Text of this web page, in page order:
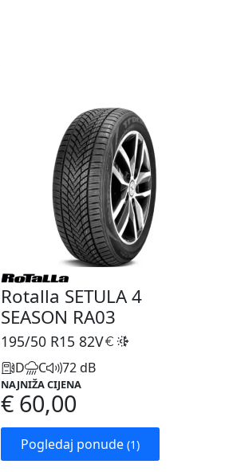
Rotalla SETULA 4
SEASON RA03
195/50 R15 82V
D C 72 dB
NAJNIŽA CIJENA
€ 60,00
Pogledaj ponude (1)